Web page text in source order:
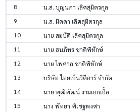
8 น.ส. บุญนภา เลิศสุมิตรกุล
9 น.ส. มิตดา เลิศสุมิตรกุล
10 นาย สมบัติ เลิศสุมิตรกุล
11 นาย ธนภัทร ชาติพิทักษ์
12 นาย ไพศาล ชาติพิทักษ์
13 บริษัท ไทยเอ็นวีดีอาร์ จำกัด
14 นาย พุฒิพัฒน์ งามเอกเอื้อ
15 นาง พัทยา พิเชฐพงศา